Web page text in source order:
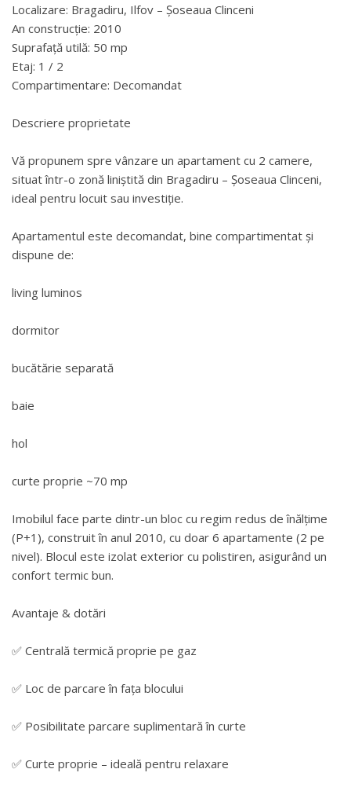
Localizare: Bragadiru, Ilfov – Șoseaua Clinceni
An construcție: 2010
Suprafață utilă: 50 mp
Etaj: 1 / 2
Compartimentare: Decomandat
Descriere proprietate
Vă propunem spre vânzare un apartament cu 2 camere,
situat într-o zonă liniștită din Bragadiru – Șoseaua Clinceni,
ideal pentru locuit sau investiție.
Apartamentul este decomandat, bine compartimentat și
dispune de:
living luminos
dormitor
bucătărie separată
baie
hol
curte proprie ~70 mp
Imobilul face parte dintr-un bloc cu regim redus de înălțime
(P+1), construit în anul 2010, cu doar 6 apartamente (2 pe
nivel). Blocul este izolat exterior cu polistiren, asigurând un
confort termic bun.
Avantaje & dotări
✅ Centrală termică proprie pe gaz
✅ Loc de parcare în fața blocului
✅ Posibilitate parcare suplimentară în curte
✅ Curte proprie – ideală pentru relaxare